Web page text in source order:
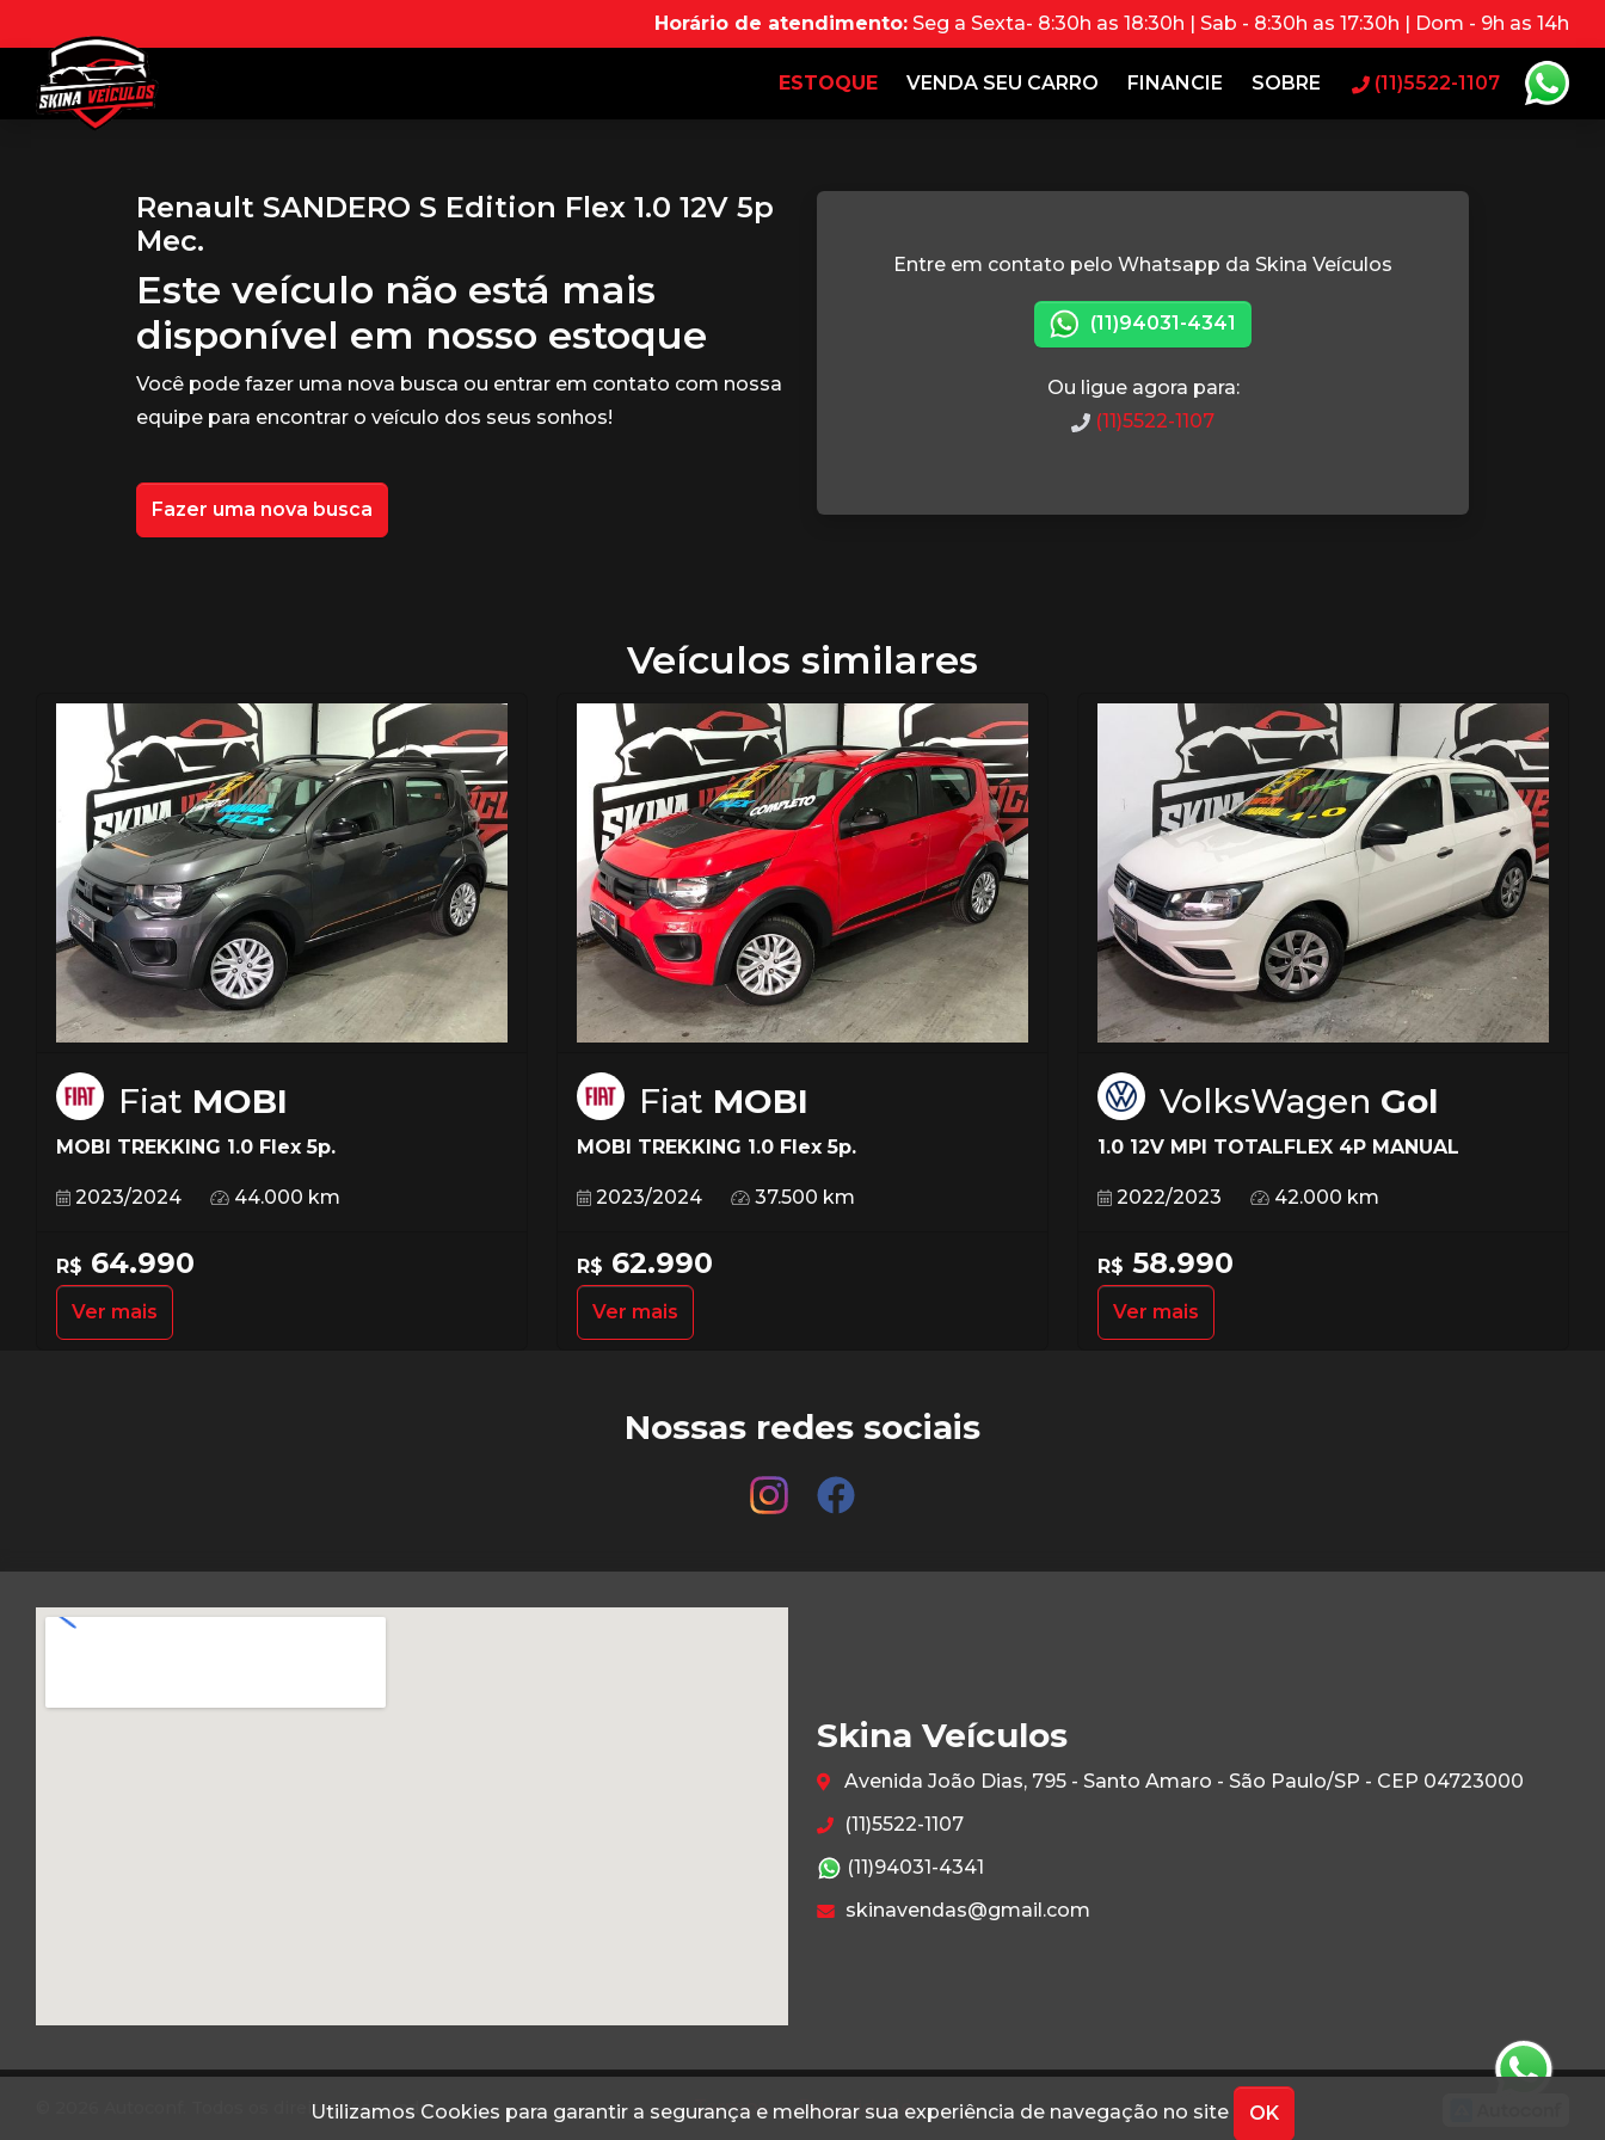
Utilizamos Cookies para garantir a segurança e melhorar sua experiência de navegação no site OK
Horário de atendimento: Seg a Sexta- 8:30h as 18:30h | Sab - 8:30h as 17:30h | Dom - 9h as 14h
ESTOQUE VENDA SEU CARRO FINANCIE SOBRE (11)5522-1107
Renault SANDERO S Edition Flex 1.0 12V 5p
Mec.
Este veículo não está mais
disponível em nosso estoque
Você pode fazer uma nova busca ou entrar em contato com nossa
equipe para encontrar o veículo dos seus sonhos!
Fazer uma nova busca
Entre em contato pelo Whatsapp da Skina Veículos
(11)94031-4341
Ou ligue agora para:
(11)5522-1107
Veículos similares
Fiat MOBI
MOBI TREKKING 1.0 Flex 5p.
2023/2024 44.000 km
R$ 64.990
Ver mais
Fiat MOBI
MOBI TREKKING 1.0 Flex 5p.
2023/2024 37.500 km
R$ 62.990
Ver mais
VolksWagen Gol
1.0 12V MPI TOTALFLEX 4P MANUAL
2022/2023 42.000 km
R$ 58.990
Ver mais
Nossas redes sociais
Skina Veículos
Avenida João Dias, 795 - Santo Amaro - São Paulo/SP - CEP 04723000
(11)5522-1107
(11)94031-4341
skinavendas@gmail.com
© 2026 Autoconf. Todos os direitos reservados. Termos Privacidade